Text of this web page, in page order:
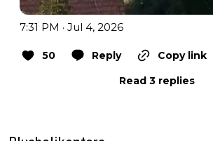
7:31 PM · Jul 4, 2026
50 Reply
Copy link
Read 3 replies